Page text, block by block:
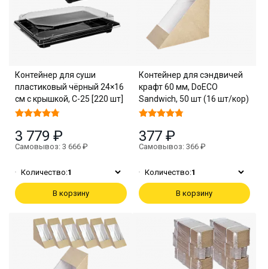
Контейнер для суши
пластиковый чёрный 24×16
см с крышкой, С-25 [220 шт]
3 779 ₽
Самовывоз: 3 666 ₽
Количество:1
В корзину
Контейнер для сэндвичей
крафт 60 мм, DoECO
Sandwich, 50 шт (16 шт/кор)
377 ₽
Самовывоз: 366 ₽
Количество:1
В корзину